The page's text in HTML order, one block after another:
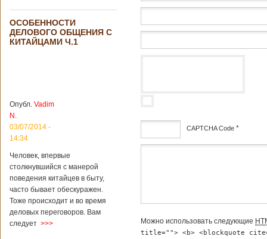
Китая. Об этом
сообщает
агентство Синьхуа,
реликвий. Площадь
участка, на
котором добывали
бирюзу, составляет
квадратных
километров.
Сообщается, что
рудник состоит из
функциональных
Подробнее...
Опубликовано
ОСОБЕННОСТИ
ДЕЛОВОГО ОБЩЕНИЯ С
КИТАЙЦАМИ Ч.1
Опубл. Vadim
N.
03/07/2014 -
14:34
Человек, впервые
столкнувшийся с манерой
поведения китайцев в быту,
часто бывает обескуражен.
Тоже происходит и во время
деловых переговоров. Вам
следует >>>
CAPTCHA Code *
Можно использовать следующие
title=""> <b> <blockquote